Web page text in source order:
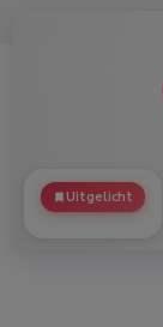
Uitgelicht